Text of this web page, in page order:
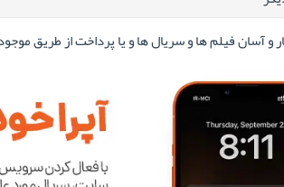
آسان فیلم ها و سریال ها و یا پرداخت از طریق